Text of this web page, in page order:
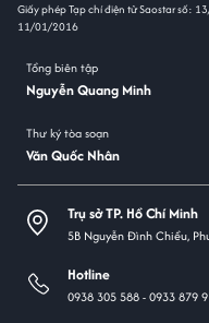
Giấy phép Tạp chí điện tử Saostar số:
11/01/2016
Tổng biên tập
Nguyễn Quang Minh
Thư ký tòa soạn
Văn Quốc Nhân
Trụ sở TP. Hồ Chí Minh
5B Nguyễn Đình Chiểu,
Hotline
0938 305 588 -0933 879